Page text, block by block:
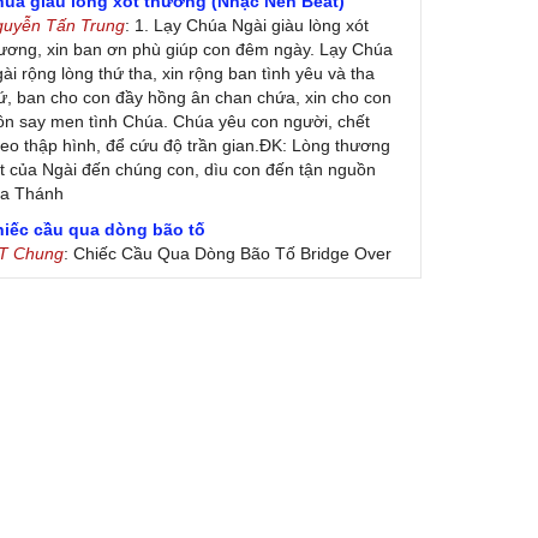
Tấn Trung: 1. Lạy Chúa Ngài giàu lòng xót
xin ban ơn phù giúp con đêm ngày. Lạy Chúa
rộng lòng thứ tha, xin rộng ban tình yêu và tha
ban cho con đầy hồng ân chan chứa, xin cho con
say men tình Chúa. Chúa yêu con người, chết
thập hình, để cứu độ trần gian.ĐK: Lòng thương
của Ngài đến chúng con, dìu con đến tận nguồn
Thánh
cầu qua dòng bão tố
Chung: Chiếc Cầu Qua Dòng Bão Tố Bridge Over
Water by Simon & Garfunkel (Released